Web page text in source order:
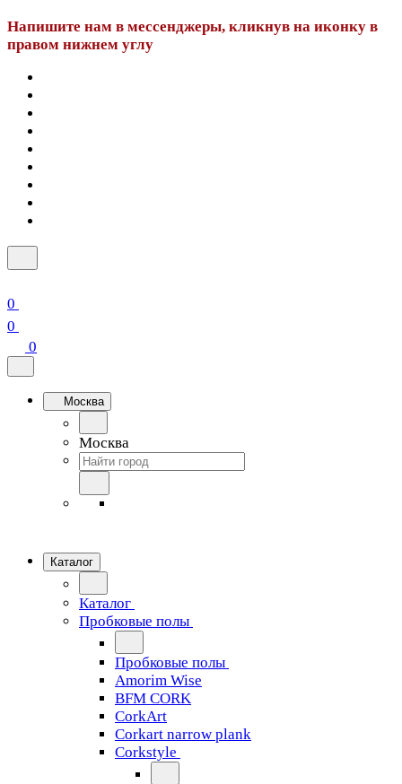
Напишите нам в мессенджеры, кликнув на иконку в
правом нижнем углу
0
0
0
Москва
Москва
Каталог
Каталог
Пробковые полы
Пробковые полы
Amorim Wise
BFM CORK
CorkArt
Corkart narrow plank
Corkstyle